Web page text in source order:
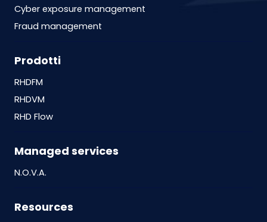
Cyber exposure management
Fraud management
Prodotti
RHDFM
RHDVM
RHD Flow
Managed services
N.O.V.A.
Resources